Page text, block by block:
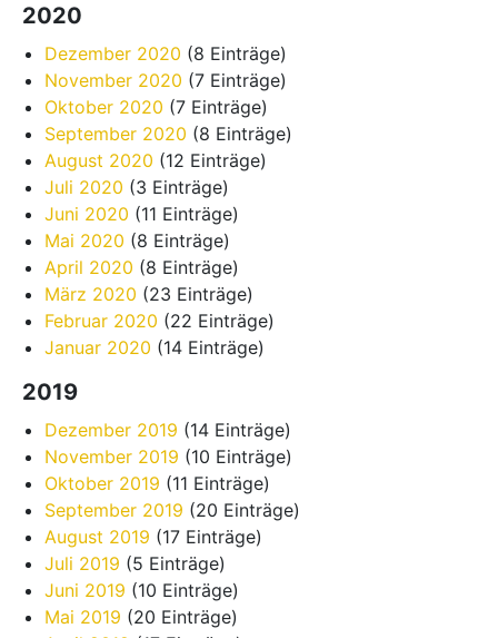
2020
Dezember 2020 (8 Einträge)
November 2020 (7 Einträge)
Oktober 2020 (7 Einträge)
September 2020 (8 Einträge)
August 2020 (12 Einträge)
Juli 2020 (3 Einträge)
Juni 2020 (11 Einträge)
Mai 2020 (8 Einträge)
April 2020 (8 Einträge)
März 2020 (23 Einträge)
Februar 2020 (22 Einträge)
Januar 2020 (14 Einträge)
2019
Dezember 2019 (14 Einträge)
November 2019 (10 Einträge)
Oktober 2019 (11 Einträge)
September 2019 (20 Einträge)
August 2019 (17 Einträge)
Juli 2019 (5 Einträge)
Juni 2019 (10 Einträge)
Mai 2019 (20 Einträge)